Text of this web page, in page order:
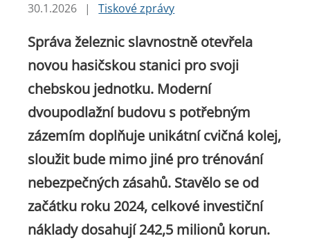
30.1.2026 | Tiskové zprávy
Správa železnic slavnostně otevřela
novou hasičskou stanici pro svoji
chebskou jednotku. Moderní
dvoupodlažní budovu s potřebným
zázemím doplňuje unikátní cvičná kolej,
sloužit bude mimo jiné pro trénování
nebezpečných zásahů. Stavělo se od
začátku roku 2024, celkové investiční
náklady dosahují 242,5 milionů korun.